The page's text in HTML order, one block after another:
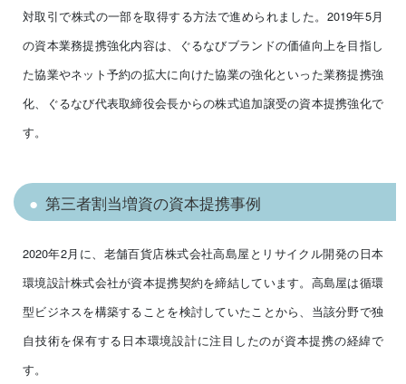
対取引で株式の一部を取得する方法で進められました。2019年5月
の資本業務提携強化内容は、ぐるなびブランドの価値向上を目指し
た協業やネット予約の拡大に向けた協業の強化といった業務提携強
化、ぐるなび代表取締役会⻑からの株式追加譲受の資本提携強化で
す。
第三者割当増資の資本提携事例
2020年2月に、老舗百貨店株式会社高島屋とリサイクル開発の日本
環境設計株式会社が資本提携契約を締結しています。高島屋は循環
型ビジネスを構築することを検討していたことから、当該分野で独
自技術を保有する日本環境設計に注目したのが資本提携の経緯で
す。